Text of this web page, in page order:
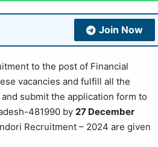
Join Now
to the post of Financial
vacancies and fulfill all the
submit the application form to
481990 by 27 December
Recruitment – 2024 are given